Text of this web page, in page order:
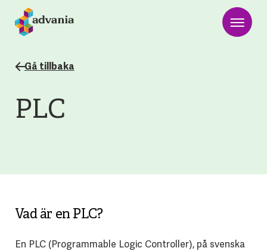
Gå tillbaka
PLC
Vad är en PLC?
En PLC (Programmable Logic Controller), på svenska